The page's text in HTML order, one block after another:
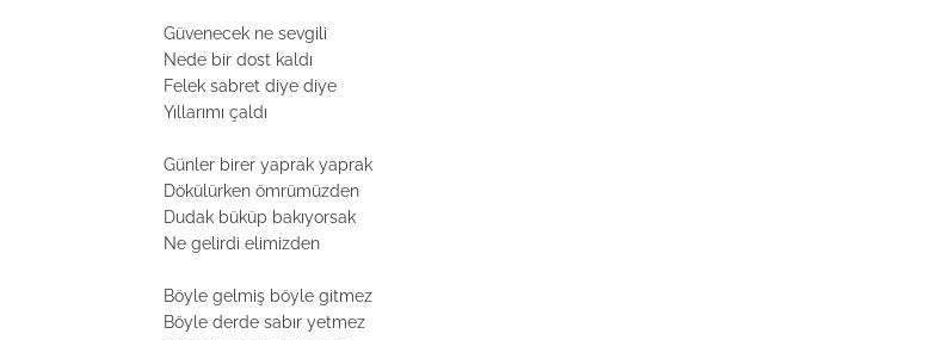
Güvenecek ne sevgili
Nede bir dost kaldı
Felek sabret diye diye
Yıllarımı çaldı
Günler birer yaprak yaprak
Dökülürken ömrümüzden
Dudak büküp bakıyorsak
Ne gelirdi elimizden
Böyle gelmiş böyle gitmez
Böyle derde sabır yetmez